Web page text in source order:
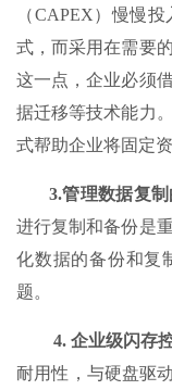
（CAPEX）慢慢
式，而采用在需要
这一点，企业必须
据迁移等技术能力
式帮助企业将固定
3.管理数据复制
进行复制和备份是
化数据的备份和复
题。
4. 企业级闪存
耐用性，与硬盘驱